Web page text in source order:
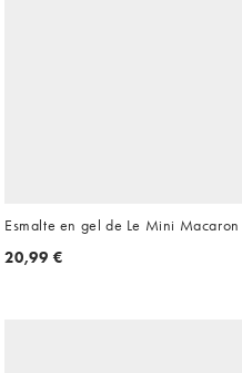
Esmalte en gel de Le Mini Macaron
20,99 €